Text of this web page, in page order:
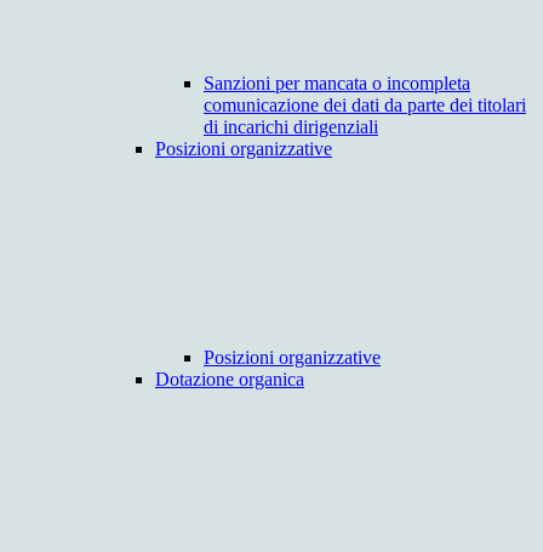
Sanzioni per mancata o incompleta
comunicazione dei dati da parte dei titolari
di incarichi dirigenziali
Posizioni organizzative
Posizioni organizzative
Dotazione organica